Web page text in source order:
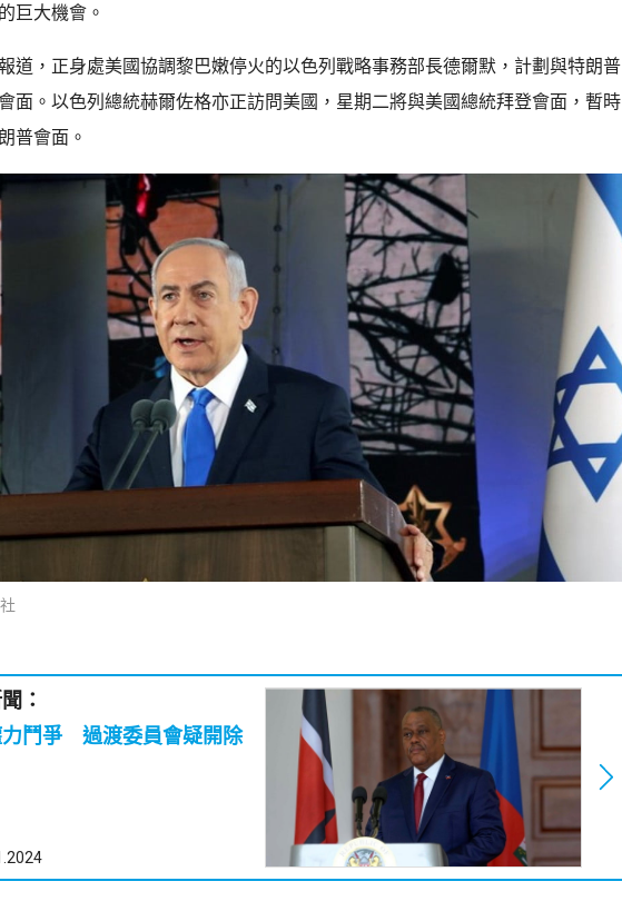
巨大機會。
道，正身處美國協調黎巴嫩停火的以色列戰略事務部長德爾默，計劃與特朗普
面。以色列總統赫爾佐格亦正訪問美國，星期二將與美國總統拜登會面，暫時
普會面。
：
力鬥爭 過渡委員會疑開除